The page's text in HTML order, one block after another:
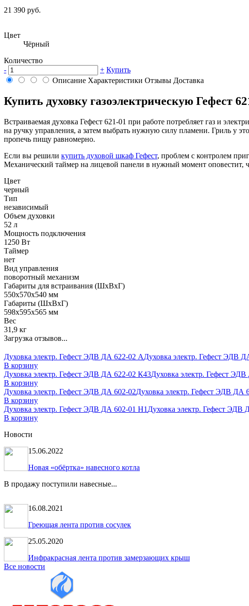
21 390 руб.
Цвет
Чёрный
Количество
-
+ Купить
Описание Характеристики Отзывы Доставка
Купить духовку газоэлектрическую Гефест
Встраиваемая духовка Гефест 621-01 при работе потребляет газ и
на ручку управления, а затем выбрать нужную силу пламени. Гриль у
пропечь пищу равномерно.
Если вы решили купить духовой шкаф Гефест, проблем с контролем
Механический таймер на лицевой панели в нужный момент оповестит,
Цвет
черный
Тип
независимый
Объем духовки
52 л
Мощность подключения
1250 Вт
Таймер
нет
Вид управления
поворотный механизм
Габариты для встраивания (ШхВхГ)
550х570х540 мм
Габариты (ШхВхГ)
598х595х565 мм
Вес
31,9 кг
Загрузка отзывов...
Духовка электр. Гефест ЭДВ ДА 622-02 АДуховка электр. Гефест ЭДВ
В корзину
Духовка электр. Гефест ЭДВ ДА 622-02 К43Духовка электр. Гефест
В корзину
Духовка электр. Гефест ЭДВ ДА 602-02Духовка электр. Гефест ЭДВ ДА
В корзину
Духовка электр. Гефест ЭДВ ДА 602-01 Н1 Духовка электр. Гефест ЭДВ
В корзину
Новости
15.06.2022
Новая «обёртка» навесного котла
В продажу поступили навесные...
16.08.2021
Греющая лента против сосулек
25.05.2020
Инфракрасная лента против замерзающих крыш
Все новости